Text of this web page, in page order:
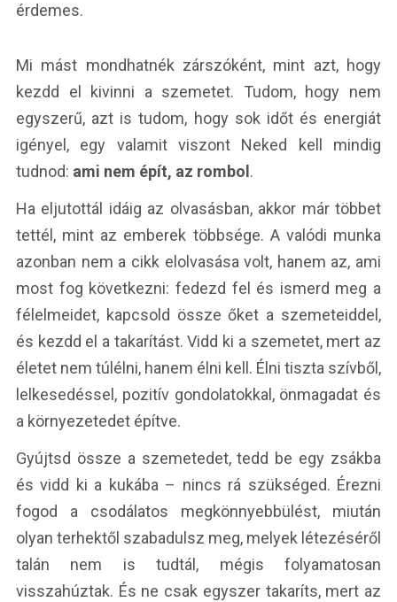
érdemes.
Mi mást mondhatnék zárszóként, mint azt, hogy
kezdd el kivinni a szemetet. Tudom, hogy nem
egyszerű, azt is tudom, hogy sok időt és energiát
igényel, egy valamit viszont Neked kell mindig
tudnod: ami nem épít, az rombol .
Ha eljutottál idáig az olvasásban, akkor már többet
tettél, mint az emberek többsége. A valódi munka
azonban nem a cikk elolvasása volt, hanem az, ami
most fog következni: fedezd fel és ismerd meg a
félelmeidet, kapcsold össze őket a szemeteiddel,
és kezdd el a takarítást. Vidd ki a szemetet, mert az
életet nem túlélni, hanem élni kell. Élni tiszta szívből,
lelkesedéssel, pozitív gondolatokkal, önmagadat és
a környezetedet építve.
Gyújtsd össze a szemetedet, tedd be egy zsákba
és vidd ki a kukába – nincs rá szükséged. Érezni
fogod a csodálatos megkönnyebbülést, miután
olyan terhektől szabadulsz meg, melyek létezéséről
talán nem is tudtál, mégis folyamatosan
visszahúztak. És ne csak egyszer takaríts, mert az